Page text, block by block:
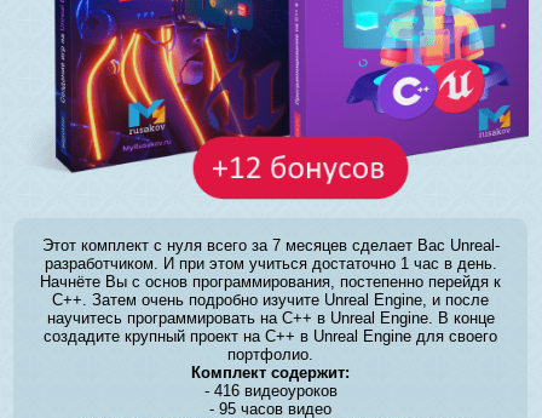
Этот комплект с нуля всего за 7 месяцев сделает Вас Unreal-
разработчиком. И при этом учиться достаточно 1 час в день.
Начнёте Вы с основ программирования, постепенно перейдя к
C++. Затем очень подробно изучите Unreal Engine, и после
научитесь программировать на C++ в Unreal Engine. В конце
создадите крупный проект на C++ в Unreal Engine для своего
портфолио.
Комплект содержит:
- 416 видеоуроков
- 95 часов видео